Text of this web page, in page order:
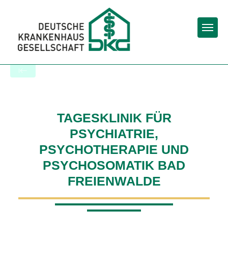
TAGESKLINIK FÜR
PSYCHIATRIE,
PSYCHOTHERAPIE UND
PSYCHOSOMATIK BAD
FREIENWALDE